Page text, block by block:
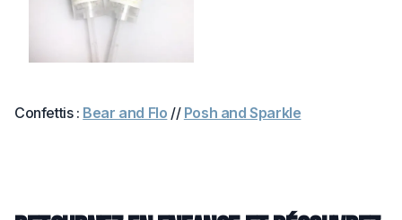
Confettis : Bear and Flo // Posh and Sparkle